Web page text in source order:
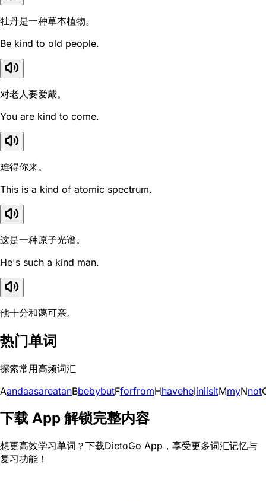
牡丹是一种草本植物。
Be kind to old people.
对老人要爱戴。
You are kind to come.
难得你来。
This is a kind of atomic spectrum.
这是一种原子光谱。
He's such a kind man.
他十分和蔼可亲。
热门单词
探索常用高频词汇
AandaasareatanBbebybutFforfromHhaveheIiniisitMmyNnot
下载 App 解锁完整内容
想更高效学习单词？下载DictoGo App，享受更多词汇记忆与
复习功能！